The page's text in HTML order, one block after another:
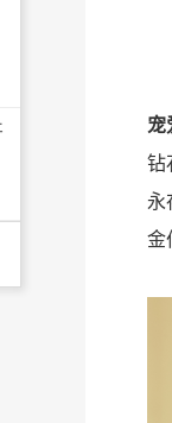
宠
钻
永
金